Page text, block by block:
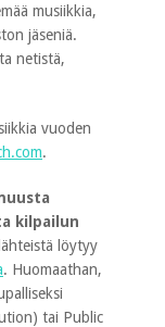
musiikkia,
jäseniä.
netistä,
vuoden
.
kilpailun
löytyy
. Huomaathan,
tai Public